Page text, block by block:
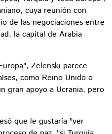
cuya reunión con
de las negociaciones entre
la capital de Arabia
Zelenski parece
como Reino Unido o
gran apoyo a Ucrania, pero
que le gustaría "ver